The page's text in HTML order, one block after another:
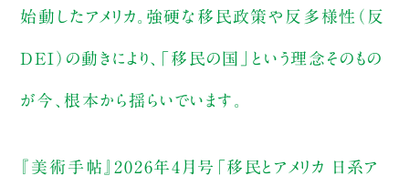
始動したアメリカ。強硬な移民政策や反多様性（反
DEI）の動きにより、「移民の国」という理念そのもの
が今、根本から揺らいでいます。
『美術手帖』2026年4月号「移民とアメリカ 日系ア